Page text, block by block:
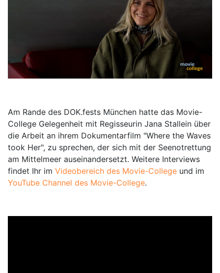
Am Rande des DOK.fests München hatte das Movie-
College Gelegenheit mit Regisseurin Jana Stallein über
die Arbeit an ihrem Dokumentarfilm "Where the Waves
took Her", zu sprechen, der sich mit der Seenotrettung
am Mittelmeer auseinandersetzt. Weitere Interviews
findet Ihr im Videobereich des Movie-College und im
YouTube Channel des Movie-College.